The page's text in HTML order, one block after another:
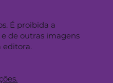
É proibida a
de outras imagens
editora.